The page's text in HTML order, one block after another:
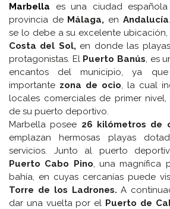
Marbella
es una ciudad
provincia de Málaga, en Andalucía
se lo debe a su excelente
Costa del Sol, en donde las
protagonistas. El Puerto Banús, es
encantos del municipio, ya
importante zona de ocio, la cual
locales comerciales de primer
de su puerto deportivo.
Marbella posee 26 kilómetros de
emplazan hermosas playas
servicios. Junto al puerto
Puerto Cabo Pino, una magnífica
bahía, en cuyas cercanías puede
Torre de los Ladrones. A
dar una vuelta por el Puerto de